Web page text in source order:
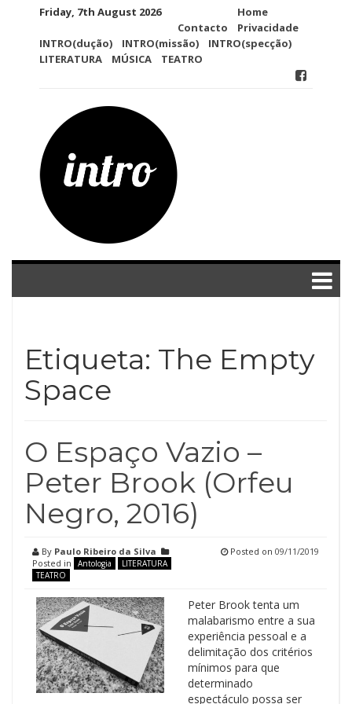
Friday, 7th August 2026
Contacto
Home
Privacidade
INTRO(dução)
INTRO(missão)
INTRO(specção)
LITERATURA
MÚSICA TEATRO
Etiqueta: The Empty
Space
O Espaço Vazio –
Peter Brook (Orfeu
Negro, 2016)
By Paulo Ribeiro da Silva
Posted in
Antologia
LITERATURA
TEATRO
Posted on 09/11/2019
Peter Brook tenta um
malabarismo entre a sua
experiência pessoal e a
delimitação dos critérios
mínimos para que
determinado
espectáculo possa ser